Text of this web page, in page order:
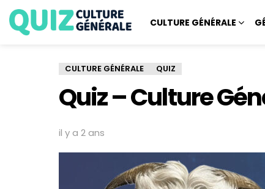
CULTURE GÉNÉRALE
CULTURE GÉNÉRALE QUIZ
Quiz – Culture
il y a 2 ans